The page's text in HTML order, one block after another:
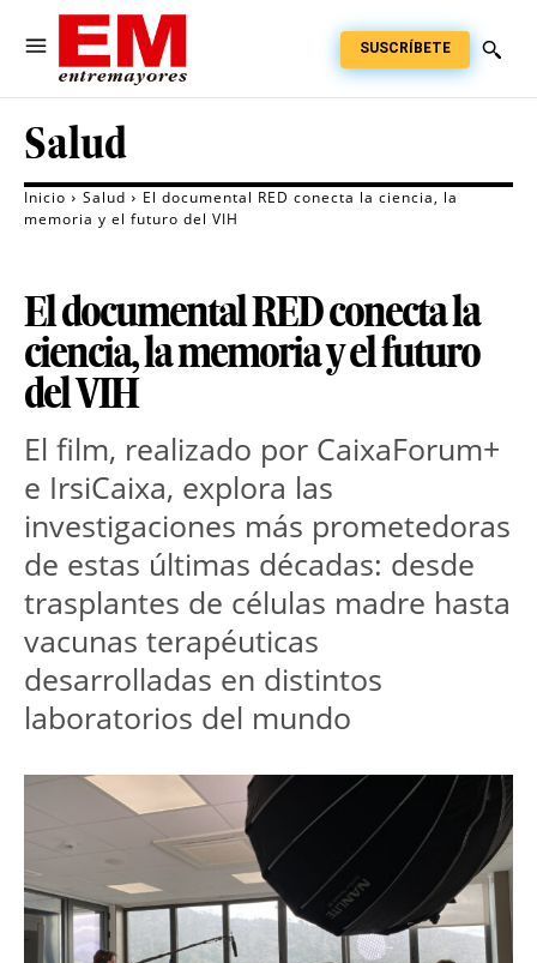
SUSCRÍBETE
Salud
Inicio Salud
El documental RED conecta la ciencia, la
memoria y el futuro del VIH
El documental RED conecta la
ciencia, la memoria y el futuro
del VIH
El film, realizado por CaixaForum+
e IrsiCaixa, explora las
investigaciones más prometedoras
de estas últimas décadas: desde
trasplantes de células madre hasta
vacunas terapéuticas
desarrolladas en distintos
laboratorios del mundo